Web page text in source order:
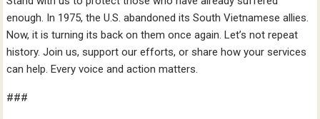
enough. In 1975, the U.S. abandoned its South Vietnamese allies.
Now, it is turning its back on them once again. Let’s not repeat
history. Join us, support our efforts, or share how your services
can help. Every voice and action matters.
###